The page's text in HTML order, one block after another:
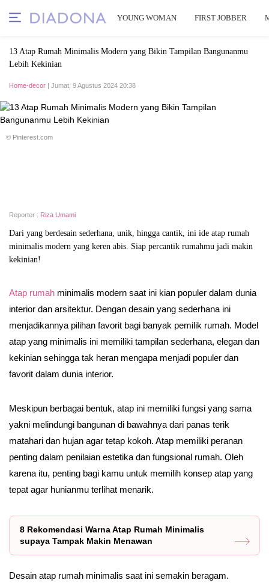
YOUNG WOMAN FIRST JOBBER
13 Atap Rumah Minimalis Modern yang Bikin Tampilan Bangunanmu
Lebih Kekinian
Home-decor | Jumat, 9 Agustus 2024 20:38
© Pinterest.com
Reporter : Riza Umami
Dari yang berdesain sederhana, unik, hingga cantik, ini ide atap rumah
minimalis modern yang keren abis. Siap percantik rumahmu jadi makin
kekinian!
Atap rumah minimalis modern saat ini kian populer dalam dunia
interior dan arsitektur. Dengan desain yang sederhana ini
menjadikannya pilihan favorit bagi banyak pemilik rumah. Model
atap yang minimalis ini memiliki tampilan sederhana, elegan dan
kekinian sehingga tak heran mengapa menjadi populer dan
favorit dalam dunia interior.
Meskipun berbagai bentuk, atap ini memiliki fungsi yang sama
yakni melindungi bangunan di bawahnya dari panas terik
matahari dan hujan agar tetap kokoh. Atap memiliki peranan
penting dalam penilaian estetika dan fungsional rumah. Oleh
karena itu, penting bagi kamu untuk memilih konsep atap yang
tepat agar hunianmu terlihat menarik.
8 Rekomendasi Warna Atap Rumah Minimalis
supaya Tampak Makin Menawan
Desain atap rumah minimalis saat ini semakin beragam.